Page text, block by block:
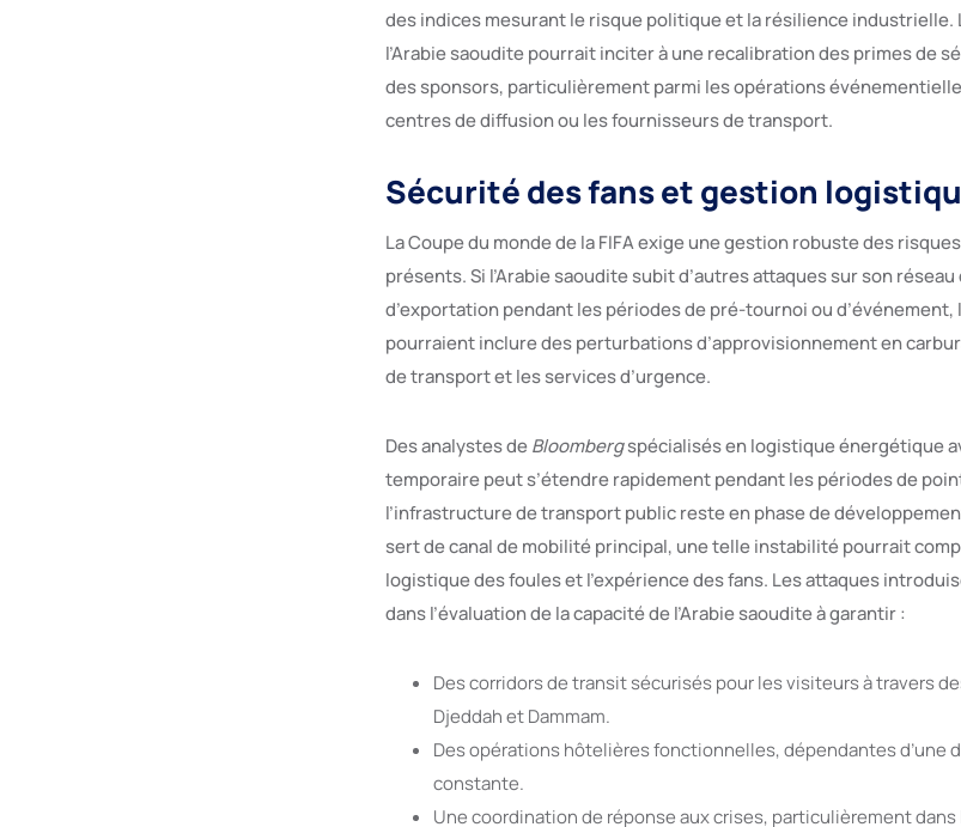
des indices mesurant le risque politique et la résilience industrielle.
l’Arabie saoudite pourrait inciter à une recalibration des primes de
des sponsors, particulièrement parmi les opérations
centres de diffusion ou les fournisseurs de transport.
Sécurité des fans et gestion
La Coupe du monde de la FIFA exige une gestion robuste des
présents. Si l’Arabie saoudite subit d’autres attaques sur son
d’exportation pendant les périodes de pré-tournoi ou d’événement,
pourraient inclure des perturbations d’approvisionnement en
de transport et les services d’urgence.
Des analystes deBloombergspécialisés en logistique énergétique
temporaire peut s’étendre rapidement pendant les périodes de
l’infrastructure de transport public reste en phase de
sert de canal de mobilité principal, une telle instabilité pourrait
logistique des foules et l’expérience des fans. Les attaques
dans l’évaluation de la capacité de l’Arabie saoudite à garantir :
Des corridors de transit sécurisés pour les visiteurs à travers
Djeddah et Dammam.
Des opérations hôtelières fonctionnelles, dépendantes d’une
constante.
Une coordination de réponse aux crises, particulièrement